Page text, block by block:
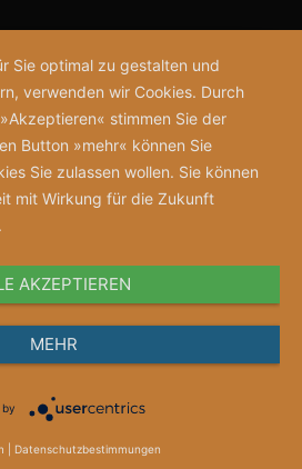
Sie optimal zu gestalten und
verwenden wir Cookies. Durch
stimmen Sie der
Button »mehr« können Sie
Sie zulassen wollen. Sie können
mit Wirkung für die Zukunft
AKZEPTIEREN
MEHR
by
Datenschutzbestimmungen